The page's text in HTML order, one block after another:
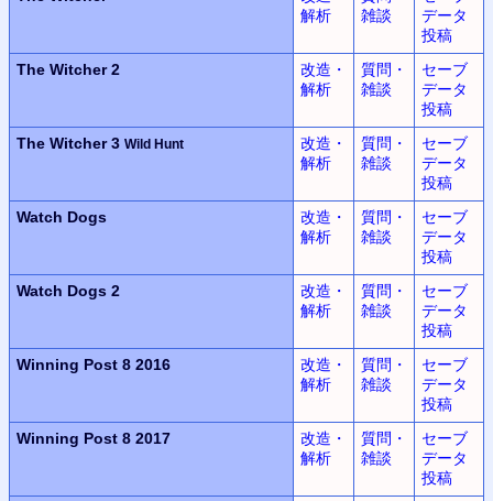
解析
雑談
データ
投稿
The Witcher 2
改造・
解析
質問・
雑談
セーブ
データ
投稿
The Witcher 3 Wild Hunt
改造・
解析
質問・
雑談
セーブ
データ
投稿
Watch Dogs
改造・
解析
質問・
雑談
セーブ
データ
投稿
Watch Dogs 2
改造・
解析
質問・
雑談
セーブ
データ
投稿
Winning Post 8 2016
改造・
解析
質問・
雑談
セーブ
データ
投稿
Winning Post 8 2017
改造・
解析
質問・
雑談
セーブ
データ
投稿